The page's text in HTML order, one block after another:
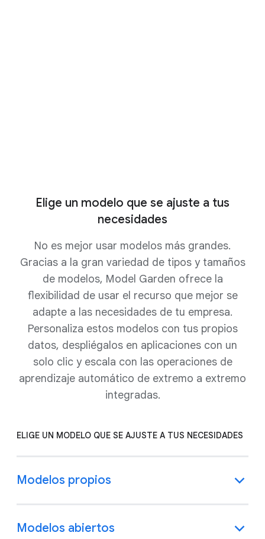
Elige un modelo que se ajuste a tus
necesidades
No es mejor usar modelos más grandes.
Gracias a la gran variedad de tipos y tamaños
de modelos, Model Garden ofrece la
flexibilidad de usar el recurso que mejor se
adapte a las necesidades de tu empresa.
Personaliza estos modelos con tus propios
datos, despliégalos en aplicaciones con un
solo clic y escala con las operaciones de
aprendizaje automático de extremo a extremo
integradas.
ELIGE UN MODELO QUE SE AJUSTE A TUS NECESIDADES
Modelos propios
Modelos abiertos